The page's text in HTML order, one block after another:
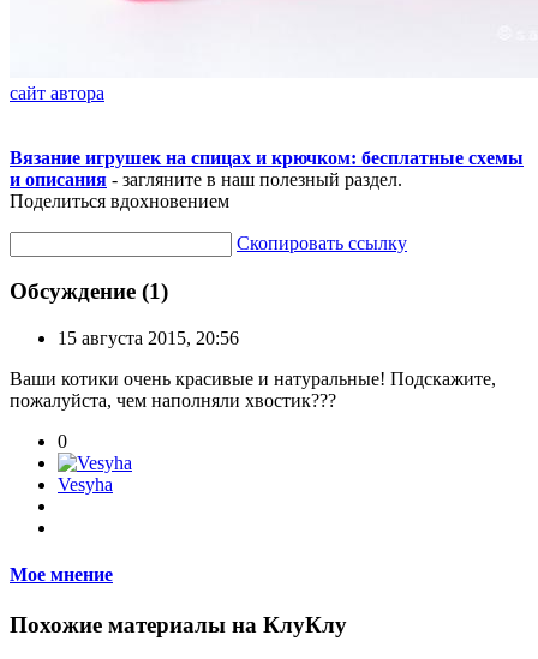
сайт автора
Вязание игрушек на спицах и крючком: бесплатные схемы
и описания - загляните в наш полезный раздел.
Поделиться вдохновением
Скопировать ссылку
Обсуждение (1)
15 августа 2015, 20:56
Ваши котики очень красивые и натуральные! Подскажите,
пожалуйста, чем наполняли хвостик???
0
Vesyha
Мое мнение
Похожие материалы на КлуКлу